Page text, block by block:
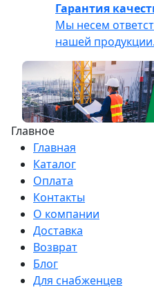
Гарантия
Мы несем
нашей продукции.
Главное
Главная
Каталог
Оплата
Контакты
О компании
Доставка
Возврат
Блог
Для снабженцев